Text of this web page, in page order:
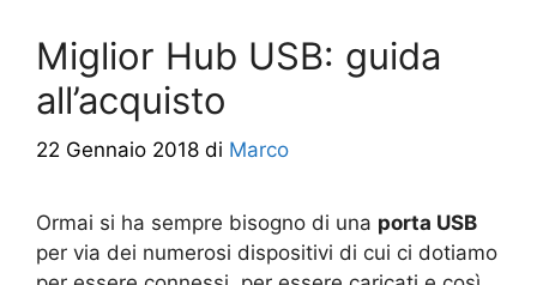
Miglior Hub USB: guida
all’acquisto
22 Gennaio 2018 di Marco
Ormai si ha sempre bisogno di una porta USB
per via dei numerosi dispositivi di cui ci dotiamo